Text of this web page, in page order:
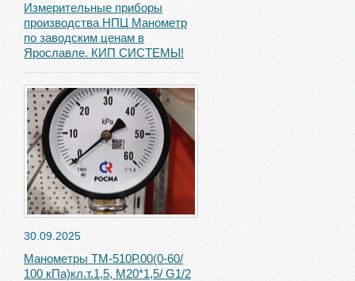
Измерительные приборы
производства НПЦ Манометр
по заводским ценам в
Ярославле. КИП СИСТЕМЫ!
30.09.2025
Манометры ТМ-510Р.00(0-60/
100 кПа)кл.т.1,5, М20*1,5/ G1/2